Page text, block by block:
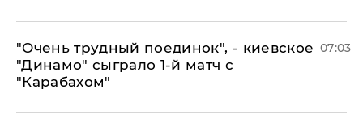
"Очень трудный поединок", - киевское
"Динамо" сыграло 1-й матч с
"Карабахом"
07:03